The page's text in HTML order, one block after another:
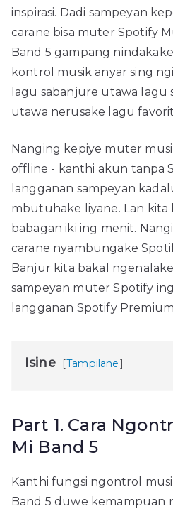
inspirasi. Dadi sampeyan
carane bisa muter Spotify
Band 5 gampang
kontrol musik anyar sing
lagu sabanjure utawa lagu
utawa nerusake lagu
Nanging kepiye muter
offline - kanthi akun tanpa
langganan sampeyan
mbutuhake liyane. Lan kita
babagan iki ing menit.
carane nyambungake
Banjur kita bakal
sampeyan muter Spotify
langganan Spotify
Isine Tampilane
Part 1. Cara
Mi Band 5
Kanthi fungsi ngontrol
Band 5 duwe kemampuan